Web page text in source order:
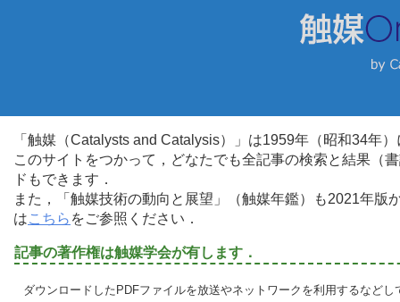
「触媒（Catalysts and Catalysis）」は1959年（昭和34年
このサイトをつかって，どなたでも全記事の検索と結果（
ドもできます．
また，「触媒技術の動向と展望」（触媒年鑑）も2021年
はこちら をご参照ください．
記事の著作権は触媒学会が有します．
ダウンロードしたPDFファイルを放送やネットワークを利用するなど